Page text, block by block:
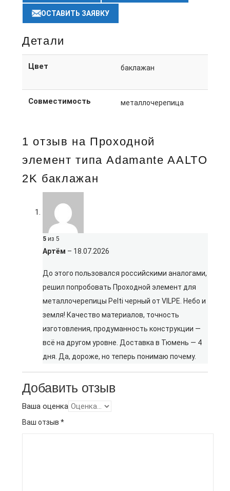
ОСТАВИТЬ ЗАЯВКУ
Детали
Цвет баклажан
Совместимость металлочерепица
1 отзыв на Проходной
элемент типа Adamante AALTO
2K баклажан
5 из 5
Артём – 18.07.2026
До этого пользовался российскими аналогами,
решил попробовать Проходной элемент для
металлочерепицы Pelti черный от VILPE. Небо и
земля! Качество материалов, точность
изготовления, продуманность конструкции —
всё на другом уровне. Доставка в Тюмень — 4
дня. Да, дороже, но теперь понимаю почему.
Добавить отзыв
Ваша оценка
Ваш отзыв *